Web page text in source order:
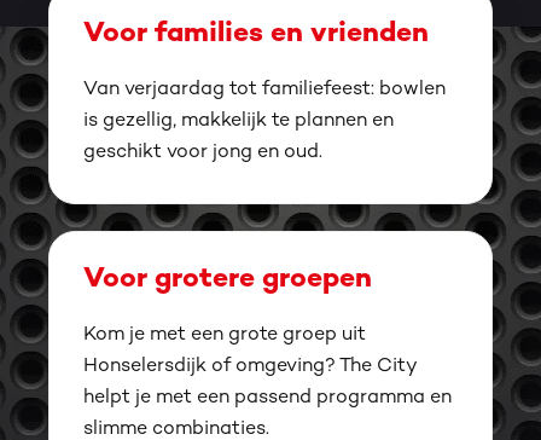
Voor families en vrienden
Van verjaardag tot familiefeest: bowlen
is gezellig, makkelijk te plannen en
geschikt voor jong en oud.
Voor grotere groepen
Kom je met een grote groep uit
Honselersdijk of omgeving? The City
helpt je met een passend programma en
slimme combinaties.